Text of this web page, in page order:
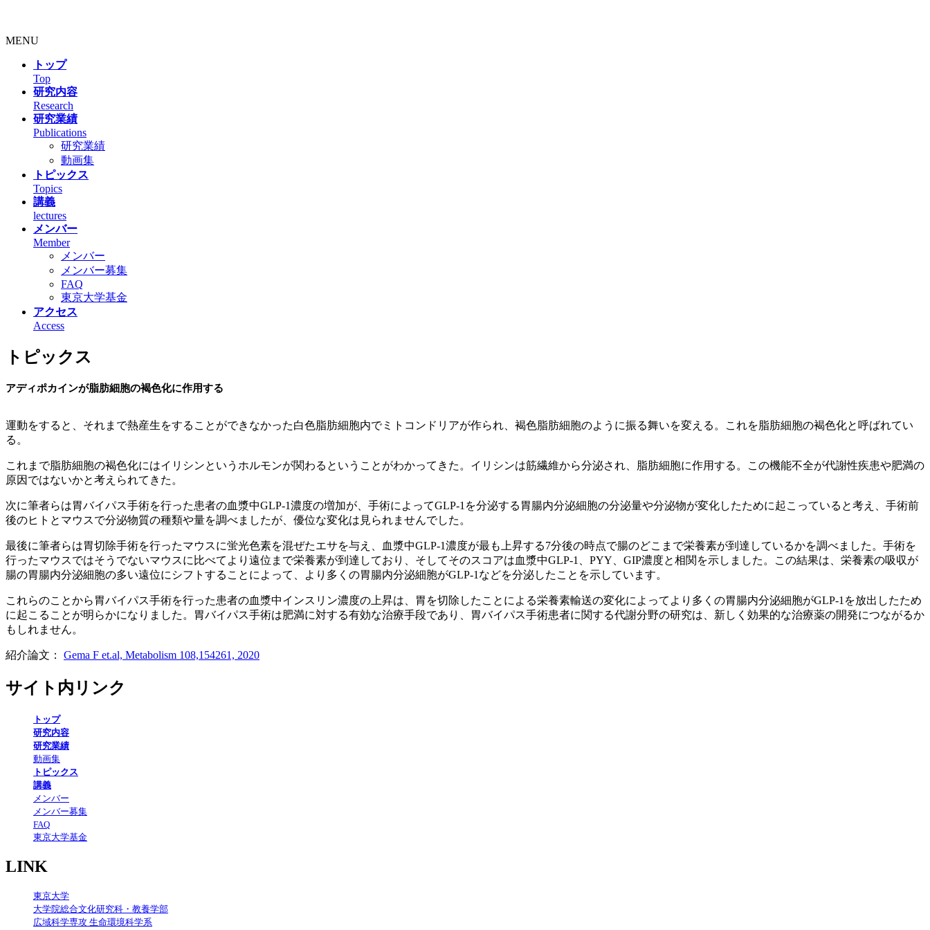
MENU
トップ
Top
研究内容
Research
研究業績
Publications
研究業績
動画集
トピックス
Topics
講義
lectures
メンバー
Member
メンバー
メンバー募集
FAQ
東京大学基金
アクセス
Access
トピックス
アディポカインが脂肪細胞の褐色化に作用する
運動をすると、それまで熱産生をすることができなかった白色脂肪細胞内でミトコンドリアが作られ、褐色脂肪細胞のように振る舞いを変える。これを脂肪細胞の褐色化と呼ばれてい
る。
これまで脂肪細胞の褐色化にはイリシンというホルモンが関わるということがわかってきた。イリシンは筋繊維から分泌され、脂肪細胞に作用する。この機能不全が代謝性疾患や肥満の
原因ではないかと考えられてきた。
次に筆者らは胃バイパス手術を行った患者の血漿中GLP-1濃度の増加が、手術によってGLP-1を分泌する胃腸内分泌細胞の分泌量や分泌物が変化したために起こっていると考え、手術前
後のヒトとマウスで分泌物質の種類や量を調べましたが、優位な変化は見られませんでした。
最後に筆者らは胃切除手術を行ったマウスに蛍光色素を混ぜたエサを与え、血漿中GLP-1濃度が最も上昇する7分後の時点で腸のどこまで栄養素が到達しているかを調べました。手術を
行ったマウスではそうでないマウスに比べてより遠位まで栄養素が到達しており、そしてそのスコアは血漿中GLP-1、PYY、GIP濃度と相関を示しました。この結果は、栄養素の吸収が
腸の胃腸内分泌細胞の多い遠位にシフトすることによって、より多くの胃腸内分泌細胞がGLP-1などを分泌したことを示しています。
これらのことから胃バイパス手術を行った患者の血漿中インスリン濃度の上昇は、胃を切除したことによる栄養素輸送の変化によってより多くの胃腸内分泌細胞がGLP-1を放出したため
に起こることが明らかになりました。胃バイパス手術は肥満に対する有効な治療手段であり、胃バイパス手術患者に関する代謝分野の研究は、新しく効果的な治療薬の開発につながるか
もしれません。
紹介論文： Gema F et.al, Metabolism 108,154261, 2020
サイト内リンク
トップ
研究内容
研究業績
動画集
トピックス
講義
メンバー
メンバー募集
FAQ
東京大学基金
LINK
東京大学
大学院総合文化研究科・教養学部
広域科学専攻 生命環境科学系